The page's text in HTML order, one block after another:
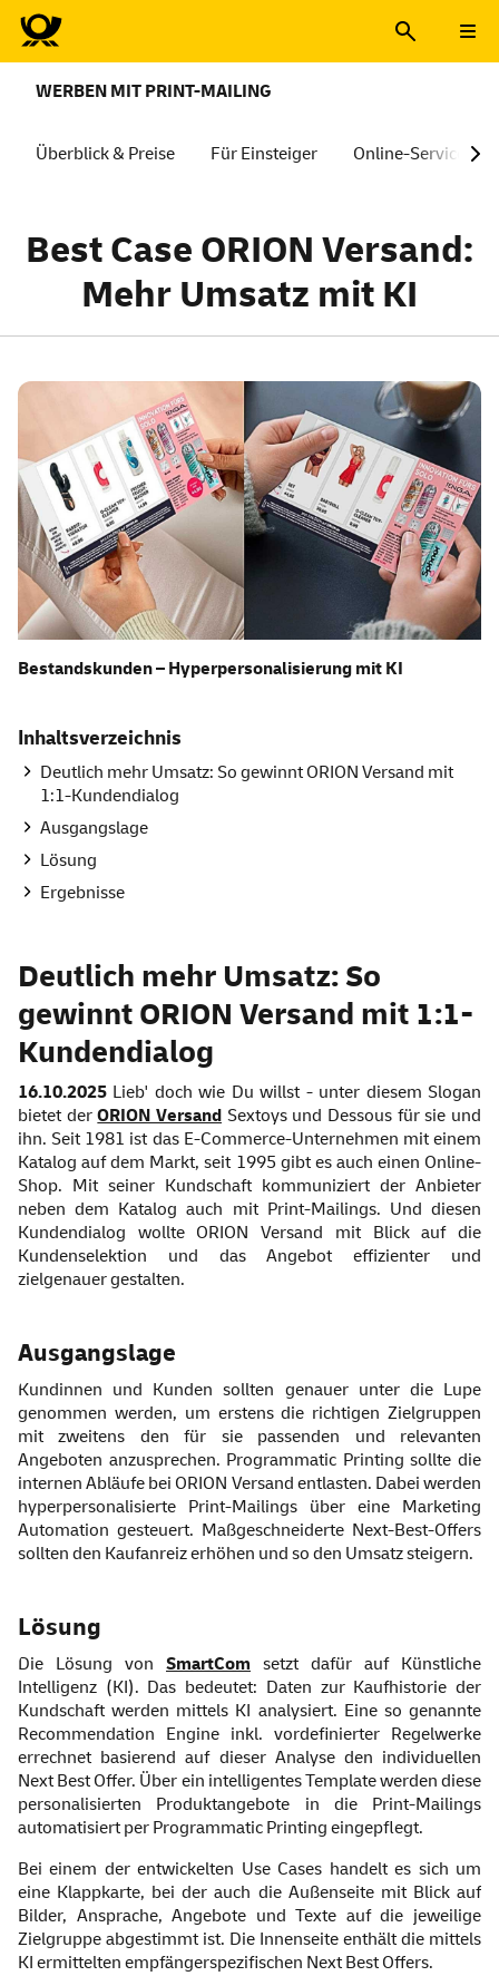
WERBEN MIT PRINT-MAILING
Überblick & Preise Für Einsteiger Online-Services
Best Case ORION Versand:
Mehr Umsatz mit KI
Bestandskunden – Hyperpersonalisierung mit KI
Inhaltsverzeichnis
Deutlich mehr Umsatz: So gewinnt ORION Versand mit
1:1-Kundendialog
Ausgangslage
Lösung
Ergebnisse
Deutlich mehr Umsatz: So
gewinnt ORION Versand mit 1:1-
Kundendialog
16.10.2025 Lieb' doch wie Du willst - unter diesem Slogan
bietet derORION Versand Sextoys und Dessous für sie und
ihn. Seit 1981 ist das E-Commerce-Unternehmen mit einem
Katalog auf dem Markt, seit 1995 gibt es auch einen Online-
Shop. Mit seiner Kundschaft kommuniziert der Anbieter
neben dem Katalog auch mit Print-Mailings. Und diesen
Kundendialog wollte ORION Versand mit Blick auf die
Kundenselektion und das Angebot effizienter und
zielgenauer gestalten.
Ausgangslage
Kundinnen und Kunden sollten genauer unter die Lupe
genommen werden, um erstens die richtigen Zielgruppen
mit zweitens den für sie passenden und relevanten
Angeboten anzusprechen. Programmatic Printing sollte die
internen Abläufe bei ORION Versand entlasten. Dabei werden
hyperpersonalisierte Print-Mailings über eine Marketing
Automation gesteuert. Maßgeschneiderte Next-Best-Offers
sollten den Kaufanreiz erhöhen und so den Umsatz steigern.
Lösung
Die Lösung von SmartCom setzt dafür auf Künstliche
Intelligenz (KI). Das bedeutet: Daten zur Kaufhistorie der
Kundschaft werden mittels KI analysiert. Eine so genannte
Recommendation Engine inkl. vordefinierter Regelwerke
errechnet basierend auf dieser Analyse den individuellen
Next Best Offer. Über ein intelligentes Template werden diese
personalisierten Produktangebote in die Print-Mailings
automatisiert per Programmatic Printing eingepflegt.
Bei einem der entwickelten Use Cases handelt es sich um
eine Klappkarte, bei der auch die Außenseite mit Blick auf
Bilder, Ansprache, Angebote und Texte auf die jeweilige
Zielgruppe abgestimmt ist. Die Innenseite enthält die mittels
KI ermittelten empfängerspezifischen Next Best Offers.